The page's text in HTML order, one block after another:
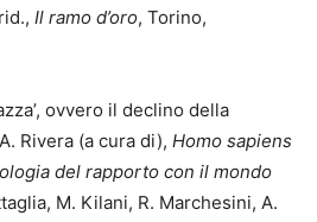
Il ramo d’oro, Torino,
ovvero il declino della
Rivera (a cura di), Homo sapiens
del rapporto con il mondo
M. Kilani, R. Marchesini, A.